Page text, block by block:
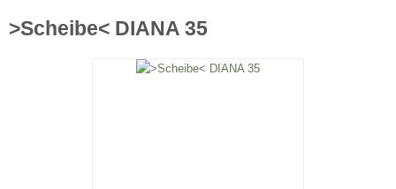
>Scheibe< DIANA 35